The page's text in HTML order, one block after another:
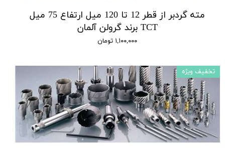
مته گردبر از قطر 12 تا 120 میل ارتفاع 75 میل
TCT برند گرولن آلمان
۱,۱۰۰,۰۰۰ تومان
تخفیف ویژه